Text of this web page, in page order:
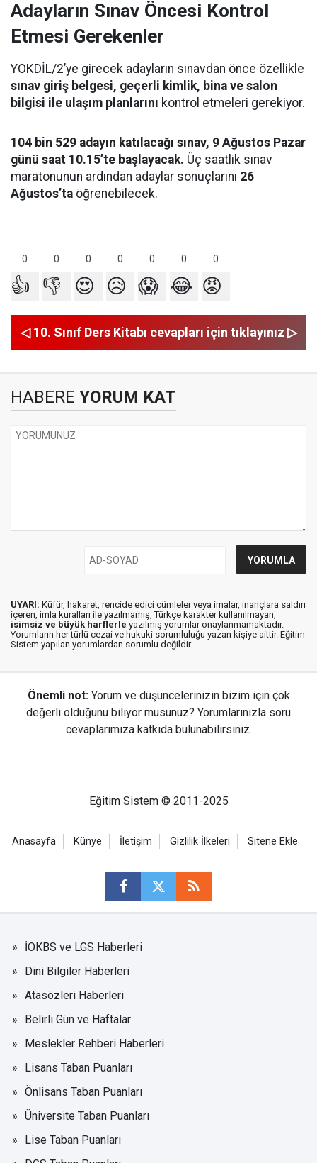
Adayların Sınav Öncesi Kontrol
Etmesi Gerekenler
YÖKDİL/2’ye girecek adayların sınavdan önce özellikle
sınav giriş belgesi, geçerli kimlik, bina ve salon
bilgisi ile ulaşım planlarını kontrol etmeleri gerekiyor.
104 bin 529 adayın katılacağı sınav, 9 Ağustos Pazar
günü saat 10.15’te başlayacak. Üç saatlik sınav
maratonunun ardından adaylar sonuçlarını 26
Ağustos’ta öğrenebilecek.
0 0 0 0 0 0 0
👍 👎 😍 😥 😱 😂 😡
◁ 10. Sınıf Ders Kitabı cevapları için tıklayınız ▷
HABERE YORUM KAT
UYARI: Küfür, hakaret, rencide edici cümleler veya imalar, inançlara saldırı
içeren, imla kuralları ile yazılmamış, Türkçe karakter kullanılmayan,
isimsiz ve büyük harflerle yazılmış yorumlar onaylanmamaktadır.
Yorumların her türlü cezai ve hukuki sorumluluğu yazan kişiye aittir. Eğitim
Sistem yapılan yorumlardan sorumlu değildir.
Önemli not: Yorum ve düşüncelerinizin bizim için çok
değerli olduğunu biliyor musunuz? Yorumlarınızla soru
cevaplarımıza katkıda bulunabilirsiniz.
Eğitim Sistem © 2011-2025
Anasayfa Künye İletişim Gizlilik İlkeleri Sitene Ekle
İOKBS ve LGS Haberleri
Dini Bilgiler Haberleri
Atasözleri Haberleri
Belirli Gün ve Haftalar
Meslekler Rehberi Haberleri
Lisans Taban Puanları
Önlisans Taban Puanları
Üniversite Taban Puanları
Lise Taban Puanları